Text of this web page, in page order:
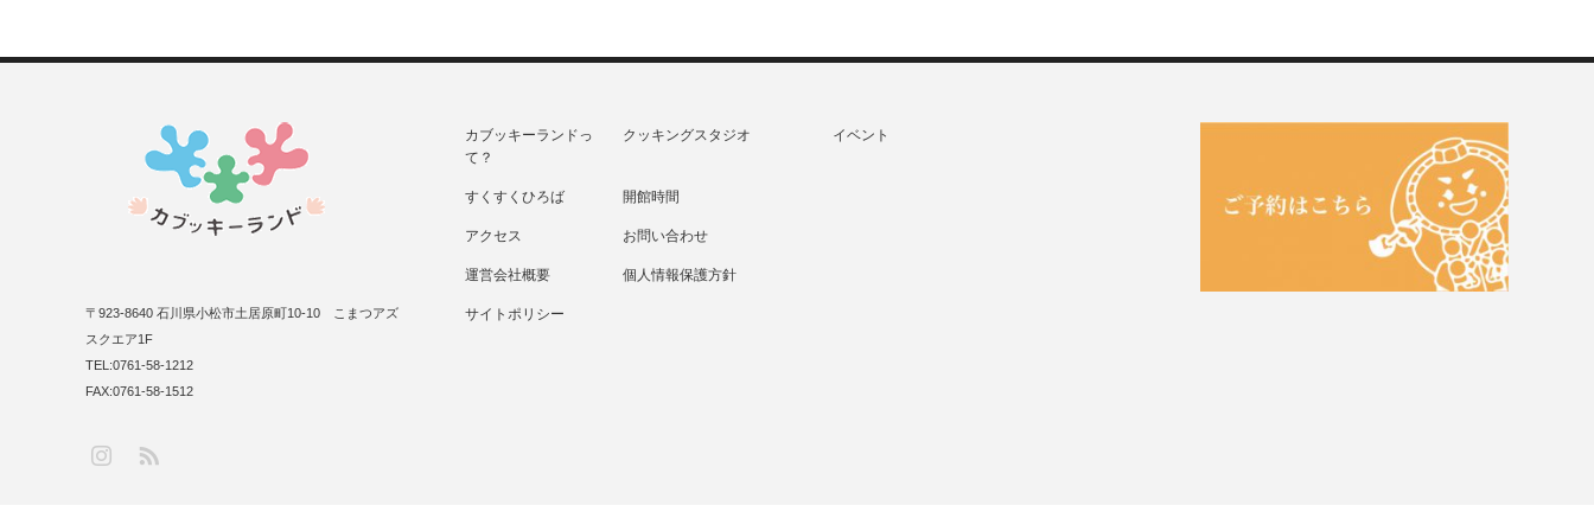
カブッキーランドっ
て？
クッキングスタジオ
すくすくひろば 開館時間
アクセス お問い合わせ
運営会社概要 個人情報保護方針
サイトポリシー
イベント
〒923-8640 石川県小松市土居原町10-10 こまつアズ
スクエア1F
TEL:0761-58-1212
FAX:0761-58-1512
Instagram